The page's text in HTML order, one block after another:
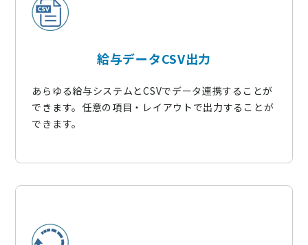
給与データCSV出力
あらゆる給与システムとCSVでデータ連携することが
できます。任意の項目・レイアウトで出力することが
できます。